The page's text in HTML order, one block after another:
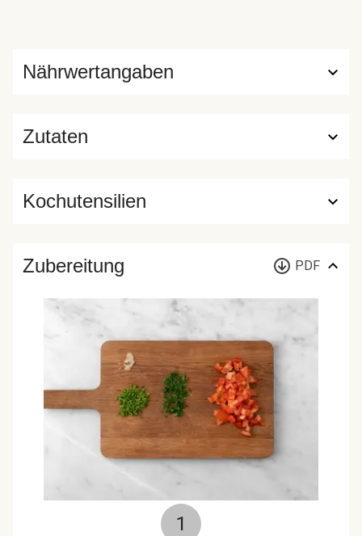
Zutaten
Nährwertangaben
Kochutensilien
Zubereitung PDF
1